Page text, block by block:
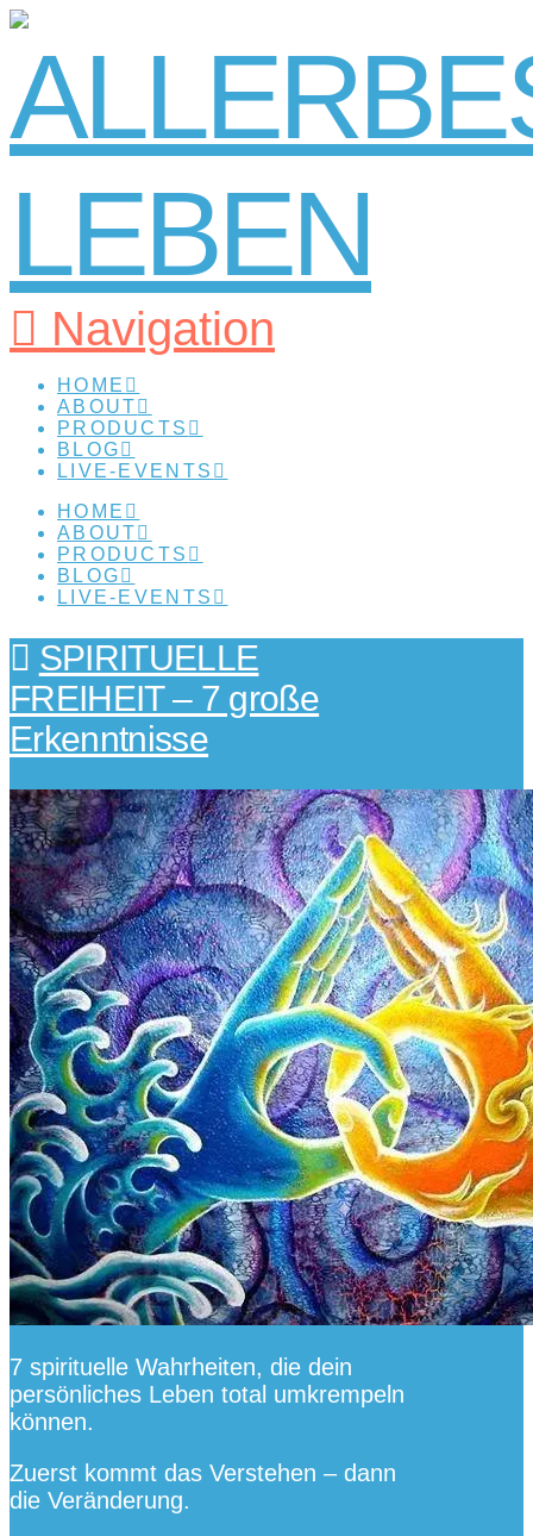
Navigation
HOME
ABOUT
PRODUCTS
BLOG
LIVE-EVENTS
HOME
ABOUT
PRODUCTS
BLOG
LIVE-EVENTS
SPIRITUELLE
FREIHEIT – 7 große
Erkenntnisse
7 spirituelle Wahrheiten, die dein
persönliches Leben total umkrempeln
können.
Zuerst kommt das Verstehen – dann
die Veränderung.